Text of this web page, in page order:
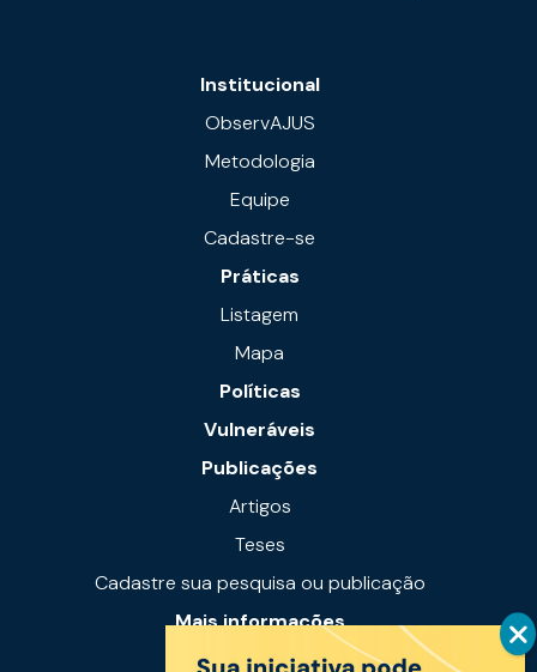
Institucional
ObservAJUS
Metodologia
Equipe
Cadastre-se
Práticas
Listagem
Mapa
Políticas
Vulneráveis
Publicações
Artigos
Teses
Cadastre sua pesquisa ou publicação
Mais informações
Notícias